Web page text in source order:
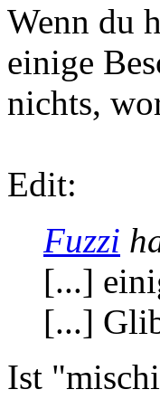
Wenn du
einige
nichts,
Edit:
Fuzzi
[...]
[...]
Ist